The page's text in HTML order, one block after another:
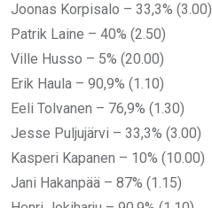
Joonas Korpisalo – 33,3% (3.00)
Patrik Laine – 40% (2.50)
Ville Husso – 5% (20.00)
Erik Haula – 90,9% (1.10)
Eeli Tolvanen – 76,9% (1.30)
Jesse Puljujärvi – 33,3% (3.00)
Kasperi Kapanen – 10% (10.00)
Jani Hakanpää – 87% (1.15)